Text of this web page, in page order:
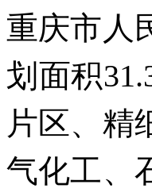
重庆市人
划面积
片区、精
气化工、